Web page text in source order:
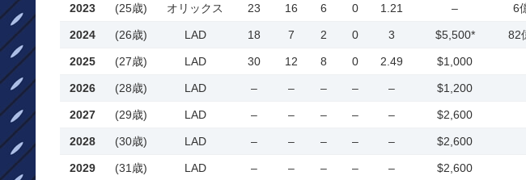
2023 (25歳) オリックス 23 16 6 0 1.21 – 6
2024 (26歳) LAD 18 7 2 0 3 $5,500* 82
2025 (27歳) LAD 30 12 8 0 2.49 $1,000
2026 (28歳) LAD – – – – – $1,200
2027 (29歳) LAD – – – – – $2,600
2028 (30歳) LAD – – – – – $2,600
2029 (31歳) LAD – – – – – $2,600